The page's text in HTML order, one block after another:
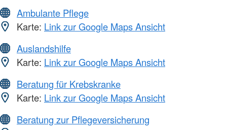
Ambulante Pflege
Karte: Link zur Google Maps Ansicht
Auslandshilfe
Karte: Link zur Google Maps Ansicht
Beratung für Krebskranke
Karte: Link zur Google Maps Ansicht
Beratung zur Pflegeversicherung